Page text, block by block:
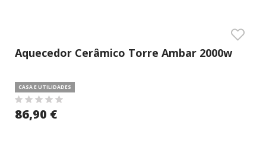
Aquecedor Cerâmico Torre Ambar 2000w
CASA E UTILIDADES
86,90 €